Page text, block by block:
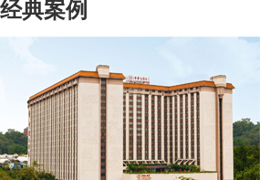
经典案例